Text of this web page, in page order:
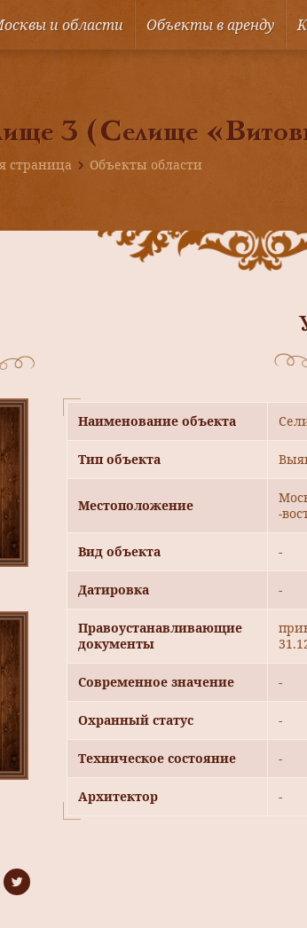
и области Объекты в аренду
3 (Селище
страница Объекты области
Наименование объекта
Тип объекта
Местоположение
-
Вид объекта -
Датировка -
Правоустанавливающие
документы
Современное значение -
Охранный статус -
Техническое состояние -
Архитектор -